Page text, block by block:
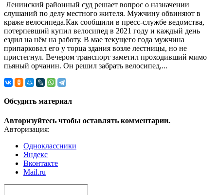
Ленинский районный суд решает вопрос о назначении
слушаний по делу местного жителя. Мужчину обвиняют в
краже велосипеда.Как сообщили в пресс-службе ведомства,
потерпевший купил велосипед в 2021 году и каждый день
ездил на нём на работу. В мае текущего года мужчина
припарковал его у торца здания возле лестницы, но не
пристегнул. Вечером транспорт заметил проходивший мимо
пьяный орчанин. Он решил забрать велосипед,...
Обсудить материал
Авторизуйтесь чтобы оставлять комментарии.
Авторизация:
Одноклассники
Яндекс
Вконтакте
Mail.ru